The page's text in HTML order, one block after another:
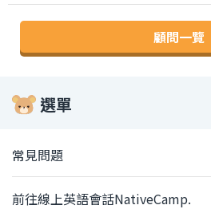
顧問一覽
選單
常見問題
前往線上英語會話NativeCamp.